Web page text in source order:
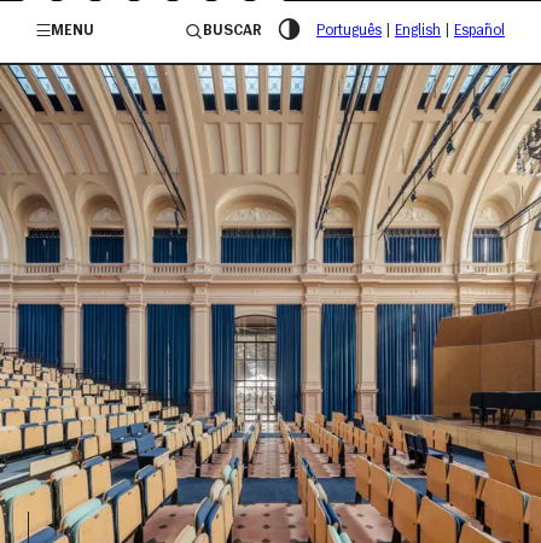
/governosp
MENU
BUSCAR Português English Español